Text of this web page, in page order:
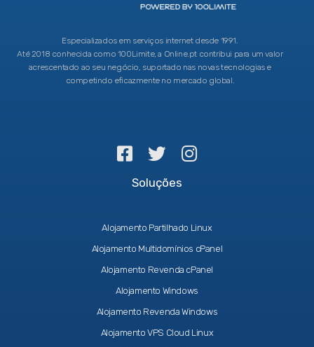
Especializados em serviços internet desde 1991.
Até 2018 conhecida como 100Limite, a Online.pt contribui para um valor
acrescentado ao seu negócio, suportado nas novas tecnologias e
competindo eficazmente no mercado global.
Soluções
Alojamento Partilhado Linux
Alojamento Multidomínios cPanel
Alojamento Revenda cPanel
Alojamento Windows
Alojamento Revenda Windows
Alojamento VPS Cloud Linux